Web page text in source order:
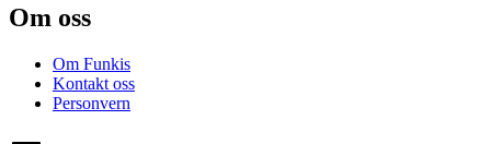
Om oss
Om Funkis
Kontakt oss
Personvern